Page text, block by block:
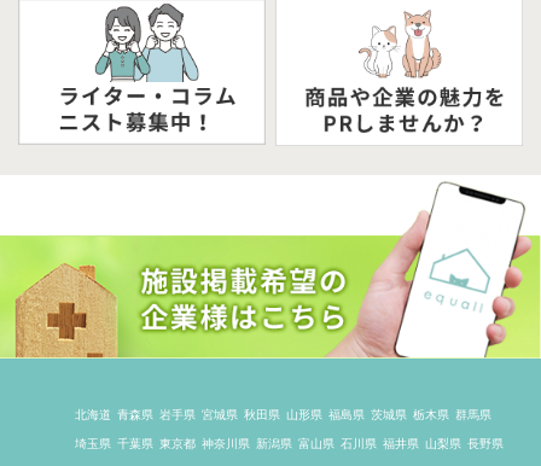
北海道 青森県 岩手県 宮城県 秋田県 山形県 福島県 茨城県 栃木県 群馬県
埼玉県 千葉県 東京都 神奈川県 新潟県 富山県 石川県 福井県 山梨県 長野県